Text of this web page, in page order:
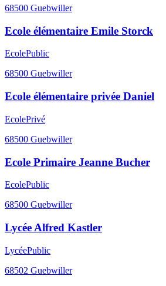
68500 Guebwiller
Ecole élémentaire Emile Storck
EcolePublic
68500 Guebwiller
Ecole élémentaire privée Daniel
EcolePrivé
68500 Guebwiller
Ecole Primaire Jeanne Bucher
EcolePublic
68500 Guebwiller
Lycée Alfred Kastler
LycéePublic
68502 Guebwiller